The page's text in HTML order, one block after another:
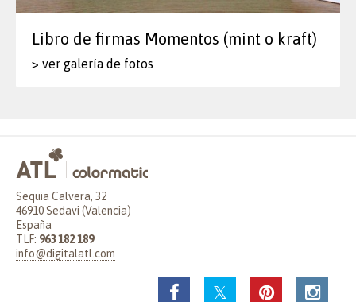
Libro de firmas Momentos (mint o kraft)
> ver galería de fotos
Sequia Calvera, 32
46910 Sedavi (Valencia)
España
TLF: 963 182 189
info@digitalatl.com